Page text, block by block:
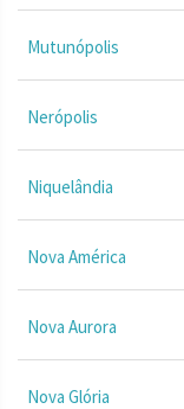
Mutunópolis
Nerópolis
Niquelândia
Nova América
Nova Aurora
Nova Glória